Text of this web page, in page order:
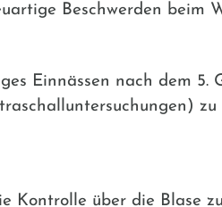
Beschwerden beim
Einnässen nach dem 5.
zu
Kontrolle über die Blase